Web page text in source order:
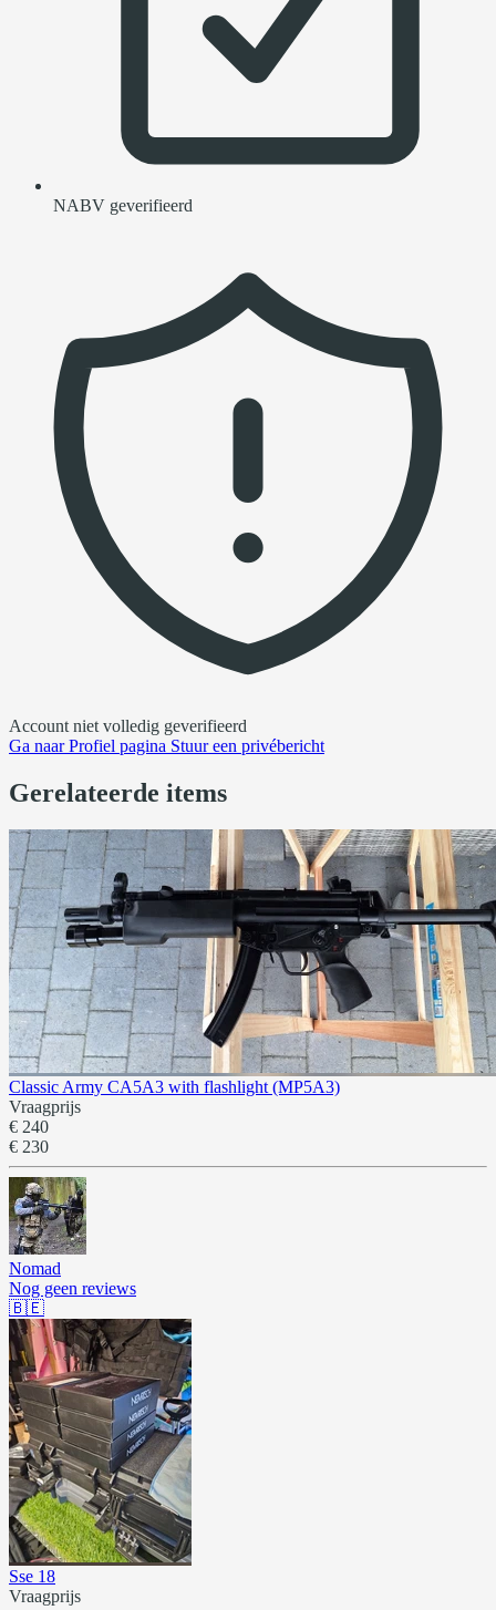
NABV geverifieerd
Account niet volledig geverifieerd
Ga naarProfiel pagina Stuur een privébericht
Gerelateerde items
Classic Army CA5A3 with flashlight (MP5A3)
Vraagprijs
€ 240
€ 230
Nomad
Nog geen reviews
🇧🇪
Sse 18
Vraagprijs